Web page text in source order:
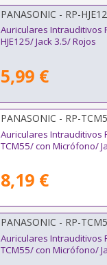
PANASONIC - RP-
Auriculares Intrauditivos
HJE125/ Jack 3.5/ Rojos
5,99 €
PANASONIC - RP-
Auriculares Intrauditivos
TCM55/ con Micrófono/
8,19 €
PANASONIC - RP-
Auriculares Intrauditivos
TCM55/ con Micrófono/